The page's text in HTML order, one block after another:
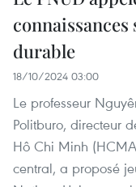
durable
18/10/2024 03:00
Le professeur
Politburo, directeur
Hô Chi Minh
central, a proposé